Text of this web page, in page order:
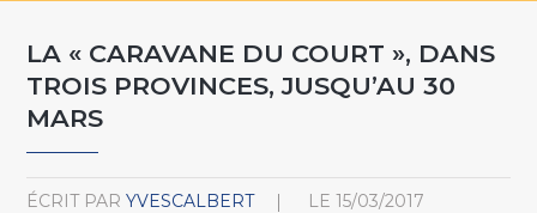
LA « CARAVANE DU COURT », DANS
TROIS PROVINCES, JUSQU’AU 30
MARS
ÉCRIT PAR YVESCALBERT LE 15/03/2017